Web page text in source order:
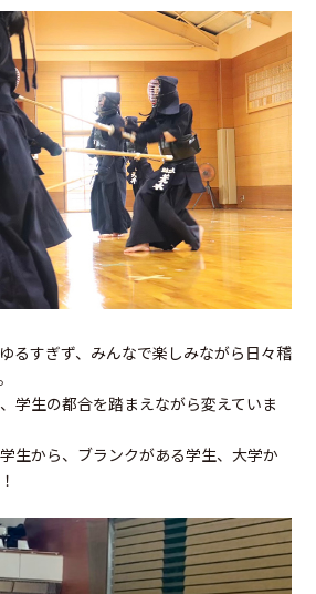
るすぎず、みんなで楽しみながら日々稽
学生の都合を踏まえながら変えていま
生から、ブランクがある学生、大学か